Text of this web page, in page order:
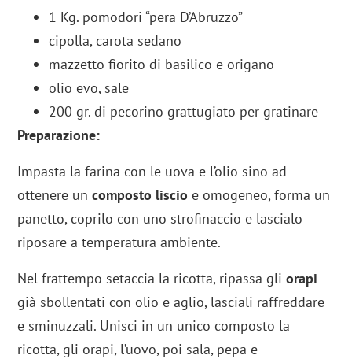
1 Kg. pomodori “pera D’Abruzzo”
cipolla, carota sedano
mazzetto fiorito di basilico e origano
olio evo, sale
200 gr. di pecorino grattugiato per gratinare
Preparazione:
Impasta la farina con le uova e l’olio sino ad
ottenere uncomposto liscio e omogeneo, forma un
panetto, coprilo con uno strofinaccio e lascialo
riposare a temperatura ambiente.
Nel frattempo setaccia la ricotta, ripassa gliorapi
già sbollentati con olio e aglio, lasciali raffreddare
e sminuzzali. Unisci in un unico composto la
ricotta, gli orapi, l’uovo, poi sala, pepa e